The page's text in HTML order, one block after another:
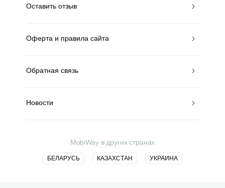
Оставить отзыв
Оферта и правила сайта
Обратная связь
Новости
MobiWay в других странах
БЕЛАРУСЬ КАЗАХСТАН УКРАИНА